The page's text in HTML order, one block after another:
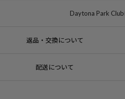
Daytona Park
返品・交換について
配送について